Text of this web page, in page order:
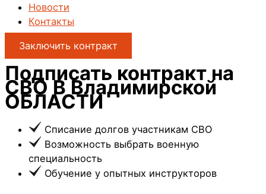
Новости
Контакты
Заключить контракт
Подписать контракт на
СВО В Владимирской
ОБЛАСТИ
Списание долгов участникам СВО
Возможность выбрать военную
специальность
Обучение у опытных инструкторов